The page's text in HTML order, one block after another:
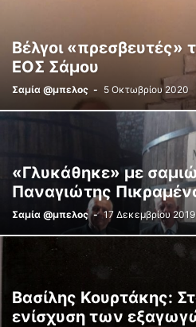
Βέλγοι
ΕΟΣ Σάμου
Σαμία @μπελος - 5 Οκτωβρίου 2020
«Γλυκάθηκε» με
Παναγιώτης
Σαμία @μπελος - 17 Δεκεμβρίου 2019
Βασίλης Κουρτάκης:
ενίσχυση των